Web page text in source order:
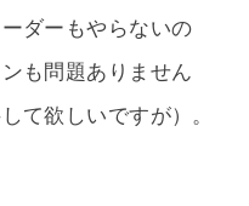
ダーもやらないの
も問題ありません
て欲しいですが）。